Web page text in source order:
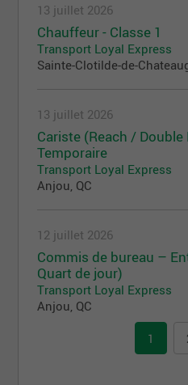
13 juillet 2026
Chauffeur - Classe 1
Transport Loyal Express
Sainte-Clotilde-de-
13 juillet 2026
Cariste (Reach /
Temporaire
Transport Loyal Express
Anjou, QC
12 juillet 2026
Commis de bureau –
Quart de jour)
Transport Loyal Express
Anjou, QC
1